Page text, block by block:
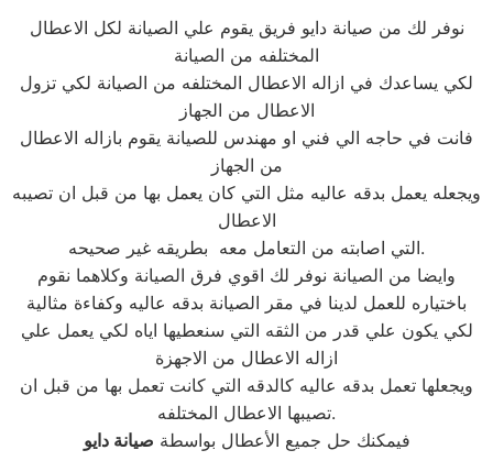
نوفر لك من صيانة دايو فريق يقوم علي الصيانة لكل الاعطال
المختلفه من الصيانة
لكي يساعدك في ازاله الاعطال المختلفه من الصيانة لكي تزول
الاعطال من الجهاز
فانت في حاجه الي فني او مهندس للصيانة يقوم بازاله الاعطال
من الجهاز
ويجعله يعمل بدقه عاليه مثل التي كان يعمل بها من قبل ان تصيبه
الاعطال
التي اصابته من التعامل معه بطريقه غير صحيحه.
وايضا من الصيانة نوفر لك اقوي فرق الصيانة وكلاهما نقوم
باختياره للعمل لدينا في مقر الصيانة بدقه عاليه وكفاءة مثالية
لكي يكون علي قدر من الثقه التي سنعطيها اياه لكي يعمل علي
ازاله الاعطال من الاجهزة
ويجعلها تعمل بدقه عاليه كالدقه التي كانت تعمل بها من قبل ان
تصيبها الاعطال المختلفه.
فيمكنك حل جميع الأعطال بواسطة صيانة دايو